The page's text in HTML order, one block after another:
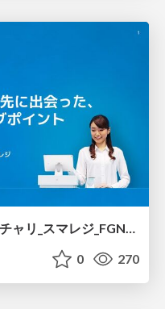
チャリチャリLT会__4_チャリチャリ_スマレジ_FGN_わたしのターニングポイント_.pdf
0 270